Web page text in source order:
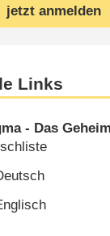
jetzt anmelden
Links
- Das